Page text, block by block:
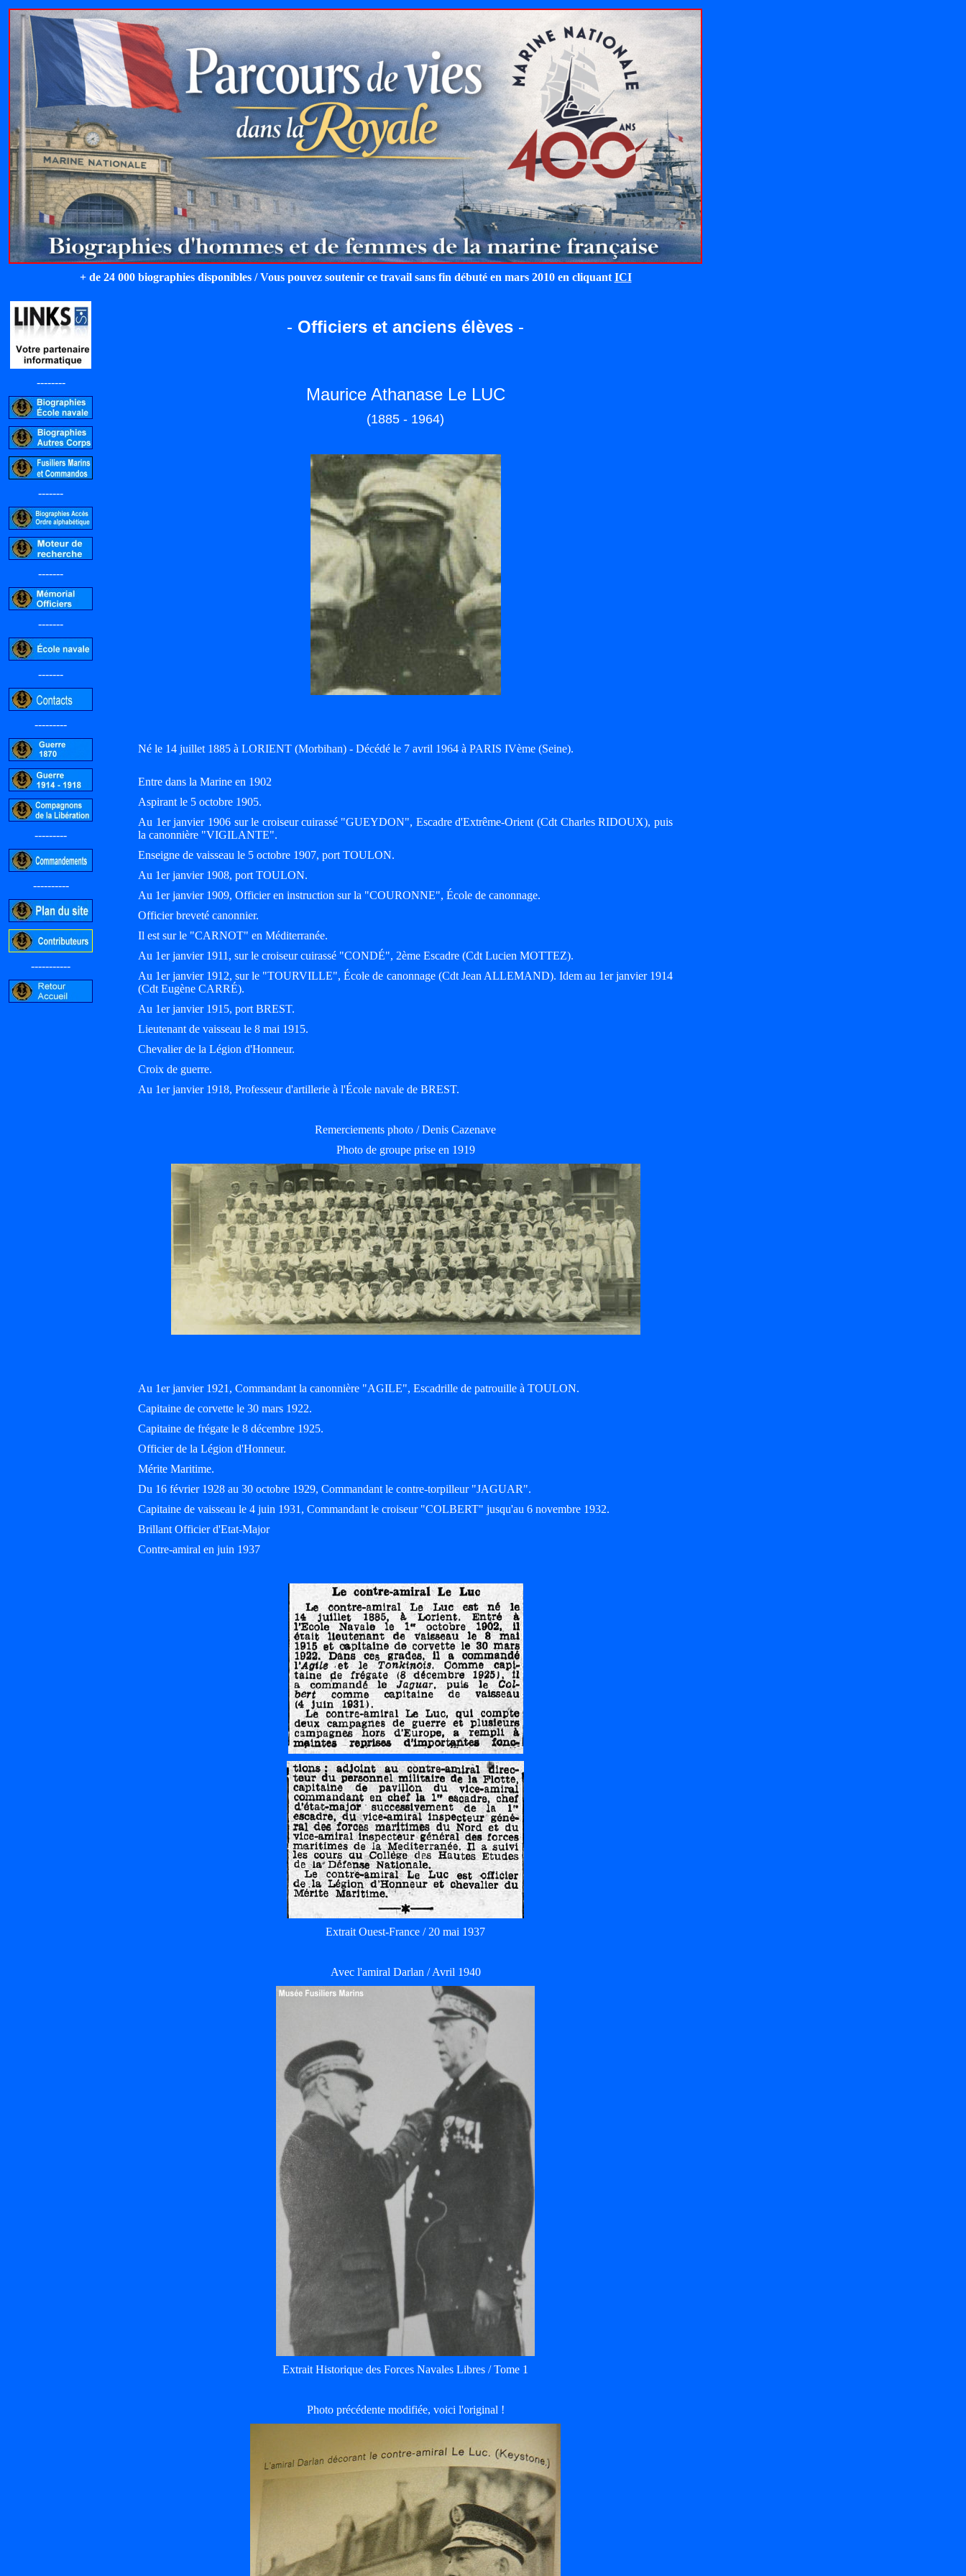
+ de 24 000 biographies disponibles / Vous pouvez soutenir ce travail sans fin débuté en mars 2010 en cliquant ICI
--------
-------
-------
-------
-------
---------
---------
----------
-----------
- Officiers et anciens élèves -
Maurice Athanase Le LUC
(1885 - 1964)
Né le 14 juillet 1885 à LORIENT (Morbihan) - Décédé le 7 avril 1964 à PARIS IVème (Seine).
Entre dans la Marine en 1902
Aspirant le 5 octobre 1905.
Au 1er janvier 1906 sur le croiseur cuirassé "GUEYDON", Escadre d'Extrême-Orient (Cdt Charles RIDOUX), puis
la canonnière "VIGILANTE".
Enseigne de vaisseau le 5 octobre 1907, port TOULON.
Au 1er janvier 1908, port TOULON.
Au 1er janvier 1909, Officier en instruction sur la "COURONNE", École de canonnage.
Officier breveté canonnier.
Il est sur le "CARNOT" en Méditerranée.
Au 1er janvier 1911, sur le croiseur cuirassé "CONDÉ", 2ème Escadre (Cdt Lucien MOTTEZ).
Au 1er janvier 1912, sur le "TOURVILLE", École de canonnage (Cdt Jean ALLEMAND). Idem au 1er janvier 1914
(Cdt Eugène CARRÉ).
Au 1er janvier 1915, port BREST.
Lieutenant de vaisseau le 8 mai 1915.
Chevalier de la Légion d'Honneur.
Croix de guerre.
Au 1er janvier 1918, Professeur d'artillerie à l'École navale de BREST.
Remerciements photo / Denis Cazenave
Photo de groupe prise en 1919
Au 1er janvier 1921, Commandant la canonnière "AGILE", Escadrille de patrouille à TOULON.
Capitaine de corvette le 30 mars 1922.
Capitaine de frégate le 8 décembre 1925.
Officier de la Légion d'Honneur.
Mérite Maritime.
Du 16 février 1928 au 30 octobre 1929, Commandant le contre-torpilleur "JAGUAR".
Capitaine de vaisseau le 4 juin 1931, Commandant le croiseur "COLBERT" jusqu'au 6 novembre 1932.
Brillant Officier d'Etat-Major
Contre-amiral en juin 1937
Extrait Ouest-France / 20 mai 1937
Avec l'amiral Darlan / Avril 1940
Extrait Historique des Forces Navales Libres / Tome 1
Photo précédente modifiée, voici l'original !